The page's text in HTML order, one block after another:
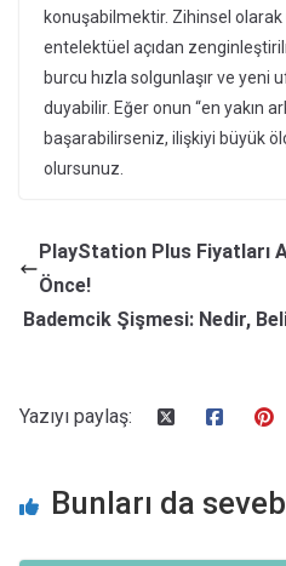
konuşabilmektir. Zihinsel olarak
entelektüel açıdan
burcu hızla solgunlaşır ve yeni
duyabilir. Eğer onun “en yakın
başarabilirseniz, ilişkiyi büyük
olursunuz.
PlayStation Plus Fiyatları
Önce!
Bademcik Şişmesi: Nedir,
Yazıyı paylaş:
Bunları da